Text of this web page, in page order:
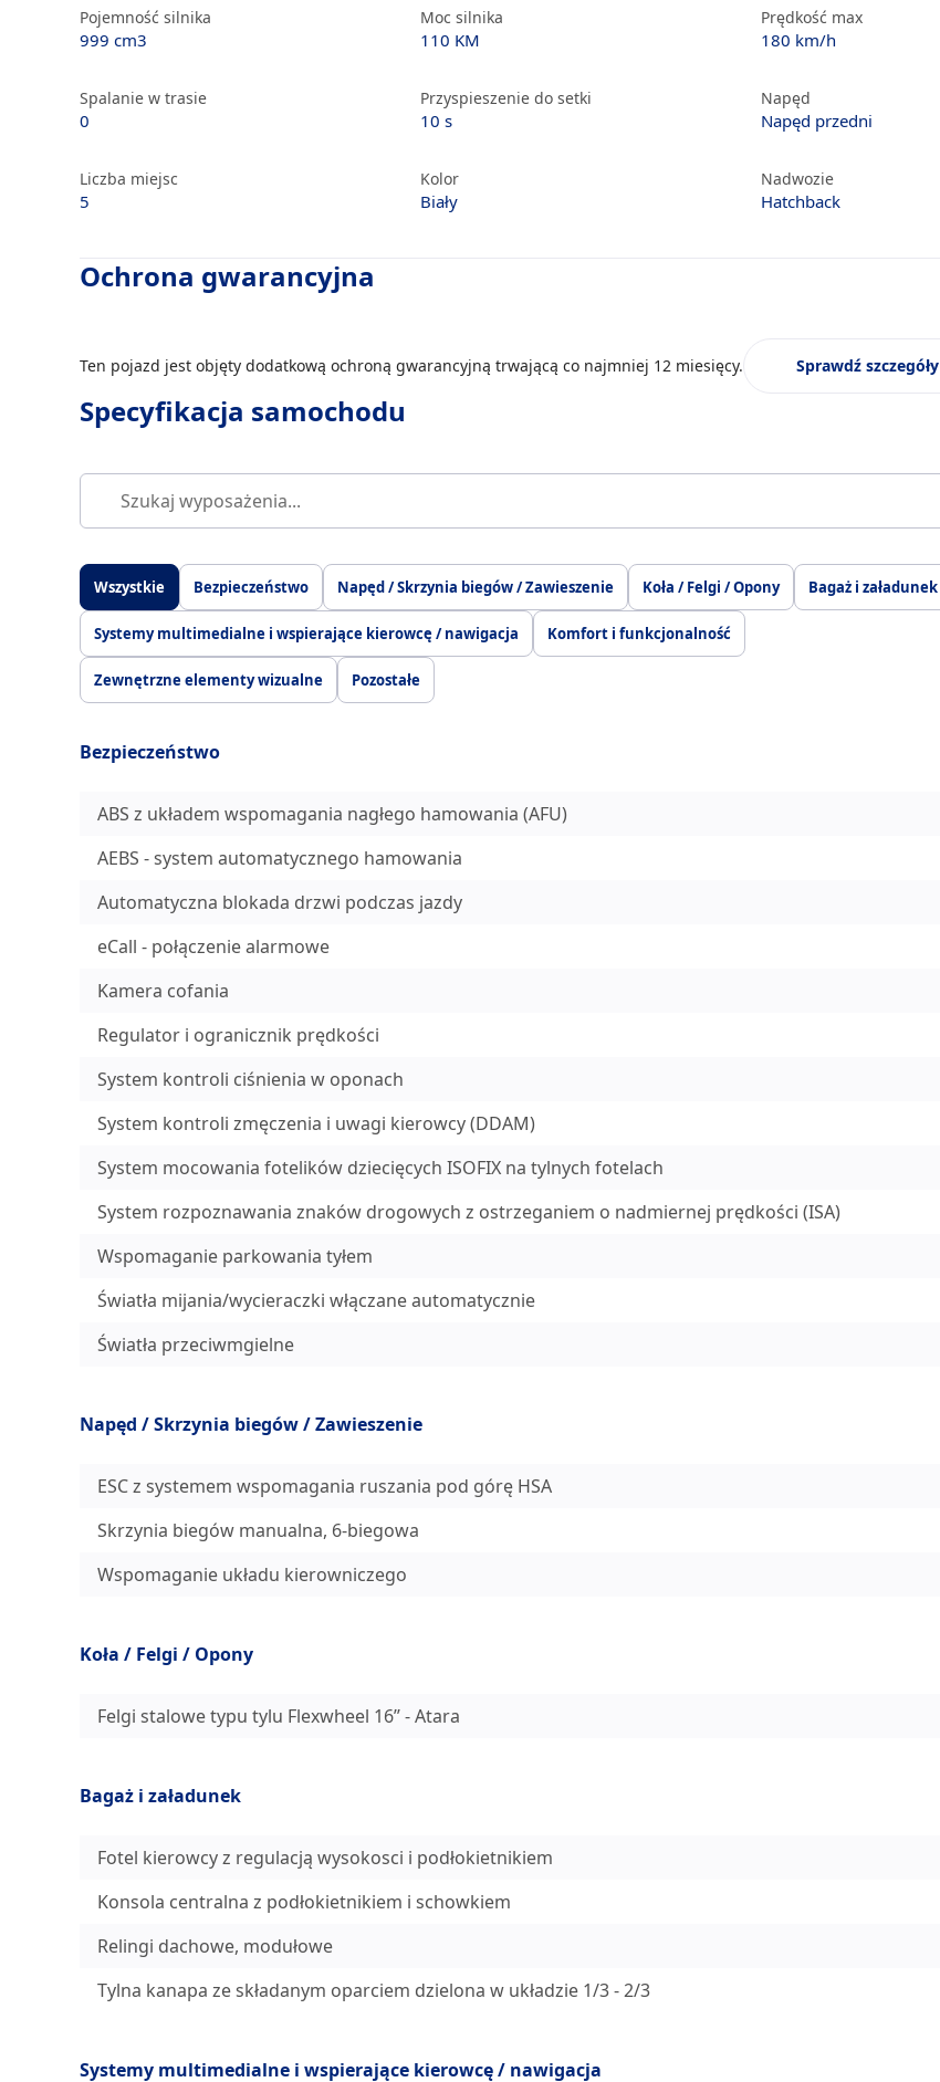
Pojemność silnika
999 cm3
Moc silnika
110 KM
Prędkość max
180 km/h
Spalanie w trasie
0
Przyspieszenie do setki
10 s
Napęd
Napęd przedni
Liczba miejsc
5
Kolor
Biały
Nadwozie
Hatchback
Ochrona gwarancyjna
Ten pojazd jest objęty dodatkową ochroną gwarancyjną trwającą co najmniej 12 miesięcy. Sprawdź szczegóły
Specyfikacja samochodu
Wszystkie Bezpieczeństwo Napęd / Skrzynia biegów / Zawieszenie Koła / Felgi / Opony Bagaż i załadunek
Systemy multimedialne i wspierające kierowcę / nawigacja Komfort i funkcjonalność
Zewnętrzne elementy wizualne Pozostałe
Bezpieczeństwo
ABS z układem wspomagania nagłego hamowania (AFU)
AEBS - system automatycznego hamowania
Automatyczna blokada drzwi podczas jazdy
eCall - połączenie alarmowe
Kamera cofania
Regulator i ogranicznik prędkości
System kontroli ciśnienia w oponach
System kontroli zmęczenia i uwagi kierowcy (DDAM)
System mocowania fotelików dziecięcych ISOFIX na tylnych fotelach
System rozpoznawania znaków drogowych z ostrzeganiem o nadmiernej prędkości (ISA)
Wspomaganie parkowania tyłem
Światła mijania/wycieraczki włączane automatycznie
Światła przeciwmgielne
Napęd / Skrzynia biegów / Zawieszenie
ESC z systemem wspomagania ruszania pod górę HSA
Skrzynia biegów manualna, 6-biegowa
Wspomaganie układu kierowniczego
Koła / Felgi / Opony
Felgi stalowe typu tylu Flexwheel 16’’ - Atara
Bagaż i załadunek
Fotel kierowcy z regulacją wysokosci i podłokietnikiem
Konsola centralna z podłokietnikiem i schowkiem
Relingi dachowe, modułowe
Tylna kanapa ze składanym oparciem dzielona w układzie 1/3 - 2/3
Systemy multimedialne i wspierające kierowcę / nawigacja